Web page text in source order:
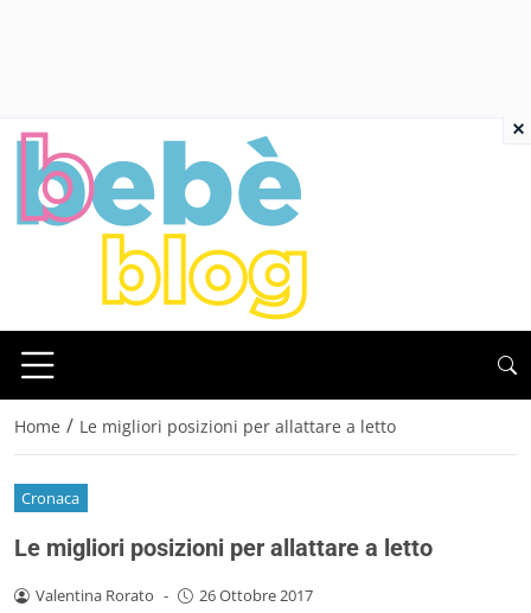
Home / Le migliori posizioni per allattare a letto
Cronaca
Le migliori posizioni per allattare a letto
Valentina Rorato - 26 Ottobre 2017
×